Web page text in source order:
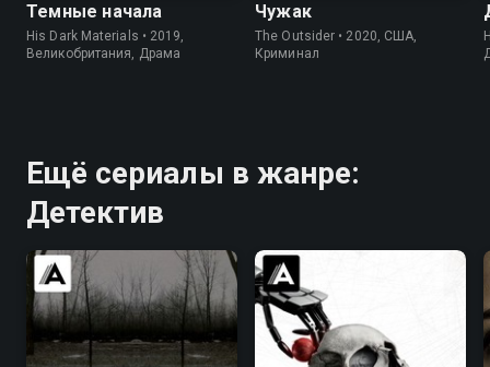
Темные начала
His Dark Materials • 2019,
Великобритания, Драма
Чужак
The Outsider • 2020, США,
Криминал
Ещё сериалы в жанре:
Детектив